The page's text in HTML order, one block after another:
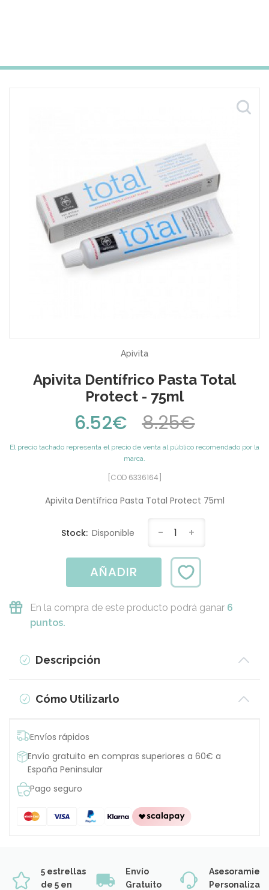
Apivita
Apivita Dentífrico Pasta Total
Protect - 75ml
6.52€ 8.25€
El precio tachado representa el precio de venta al público recomendado por la
marca.
[COD 6336164]
Apivita Dentífrica Pasta Total Protect 75ml
Stock: Disponible - 1 +
AÑADIR
En la compra de este producto podrá ganar 6
puntos.
Descripción
Cómo Utilizarlo
Envíos rápidos
Envío gratuito en compras superiores a 60€ a
España Peninsular
Pago seguro
5 estrellas
de 5 en
Envío
Gratuito